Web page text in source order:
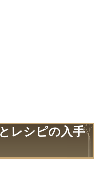
レシピの入手